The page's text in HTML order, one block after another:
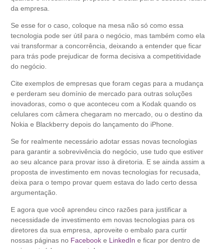
da empresa.
Se esse for o caso, coloque na mesa não só como essa
tecnologia pode ser útil para o negócio, mas também como ela
vai transformar a concorrência, deixando a entender que ficar
para trás pode prejudicar de forma decisiva a competitividade
do negócio.
Cite exemplos de empresas que foram cegas para a mudança
e perderam seu domínio de mercado para outras soluções
inovadoras, como o que aconteceu com a Kodak quando os
celulares com câmera chegaram no mercado, ou o destino da
Nokia e Blackberry depois do lançamento do iPhone.
Se for realmente necessário adotar essas novas tecnologias
para garantir a sobrevivência do negócio, use tudo que estiver
ao seu alcance para provar isso à diretoria. E se ainda assim a
proposta de investimento em novas tecnologias for recusada,
deixa para o tempo provar quem estava do lado certo dessa
argumentação.
E agora que você aprendeu cinco razões para justificar a
necessidade de investimento em novas tecnologias para os
diretores da sua empresa, aproveite o embalo para curtir
nossas páginas no Facebook e LinkedIn e ficar por dentro de